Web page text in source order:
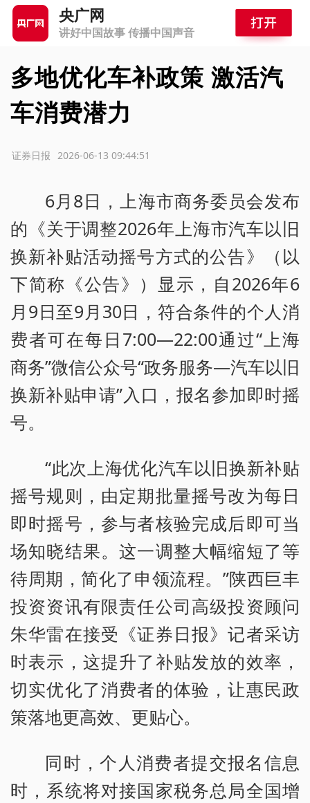
央广网
讲好中国故事 传播中国声音
多地优化车补政策 激活汽
车消费潜力
2026-06-13 09:44:51
证券日报
6月8日，上海市商务委员会发布
的《关于调整2026年上海市汽车以旧
换新补贴活动摇号方式的公告》（以
下简称《公告》）显示，自2026年6
月9日至9月30日，符合条件的个人消
费者可在每日7:00—22:00通过“上海
商务”微信公众号“政务服务—汽车以旧
换新补贴申请”入口，报名参加即时摇
号。
“此次上海优化汽车以旧换新补贴
摇号规则，由定期批量摇号改为每日
即时摇号，参与者核验完成后即可当
场知晓结果。这一调整大幅缩短了等
待周期，简化了申领流程。”陕西巨丰
投资资讯有限责任公司高级投资顾问
朱华雷在接受《证券日报》记者采访
时表示，这提升了补贴发放的效率，
切实优化了消费者的体验，让惠民政
策落地更高效、更贴心。
同时，个人消费者提交报名信息
时，系统将对接国家税务总局全国增